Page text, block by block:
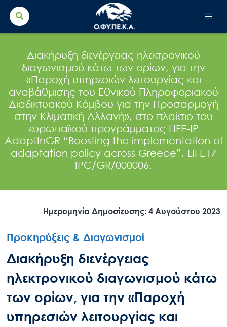
Search
for:
Διακήρυξη διενέργειας ηλεκτρονικού
διαγωνισμού κάτω των ορίων, για την
«Παροχή υπηρεσιών λειτουργίας και
αναβάθμισης του Εθνικού Πληροφοριακού
Διαδικτυακού Κόμβου για την Προσαρμογή
στην Κλιματική Αλλαγή», στο πλαίσιο του
ευρωπαϊκού προγράμματος LIFE-IP
AdaptInGR “Boosting the implementation of
adaptation policy across Greece”, LIFE17
IPC/GR/000006.
Ημερομηνία Δημοσίευσης: 4 Αυγούστου 2023
Προκηρύξεις & Διαγωνισμοί
Διακήρυξη διενέργειας
ηλεκτρονικού διαγωνισμού κάτω
των ορίων, για την «Παροχή
υπηρεσιών λειτουργίας και